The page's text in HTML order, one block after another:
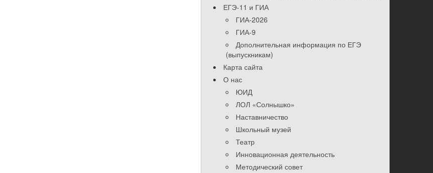
ЕГЭ-11 и ГИА
ГИА-2026
ГИА-9
Дополнительная информация по ЕГЭ
(выпускникам)
Карта сайта
О нас
ЮИД
ЛОЛ «Солнышко»
Наставничество
Школьный музей
Театр
Инновационная деятельность
Методический совет